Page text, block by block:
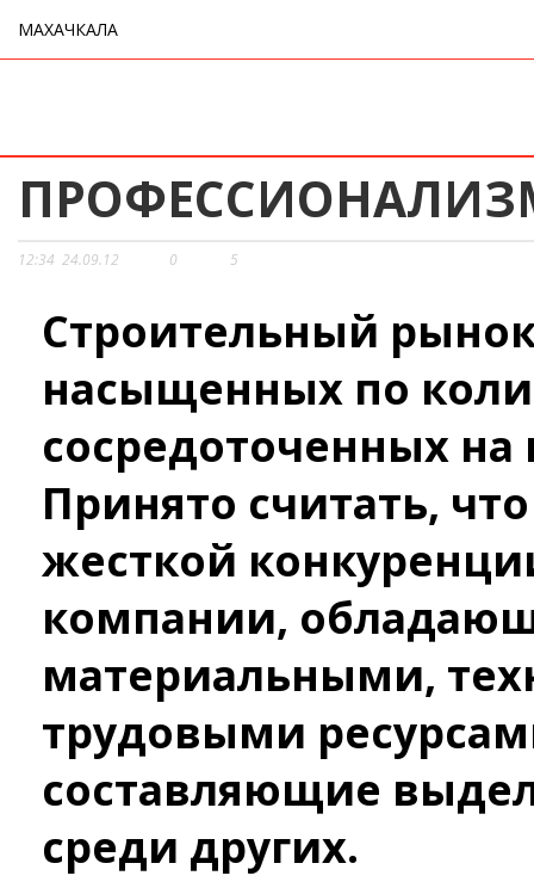
МАХАЧКАЛА
12:34 24.09.12 0 5
Строительный
насыщенных по
сосредоточенных
Принято считать,
жесткой
компании,
материальными,
трудовыми
составляющие
среди других.